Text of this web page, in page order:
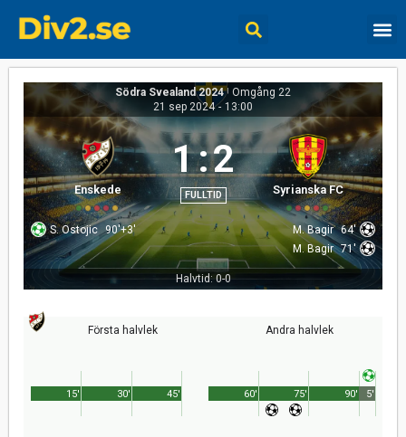
Södra Svealand 2024 | Omgång 22
21 sep 2024 - 13:00
Enskede
1:2
FULLTID Syrianska FC
S. Ostojic 90'+3' M. Bagir 64'
M. Bagir 71'
Halvtid: 0-0
Första halvlek
45'
15' 30'
Andra halvlek
90'
60' 75' 5'